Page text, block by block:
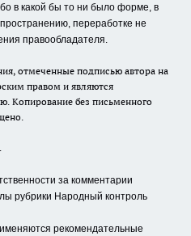
в какой бы то ни было форме, в
переработке не
правообладателя.
отмеченные подписью автора на
правом и являются
Копирование без письменного
за комментарии
рубрики Народный контроль
рекомендательные